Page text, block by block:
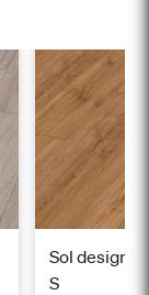
Sol design
S